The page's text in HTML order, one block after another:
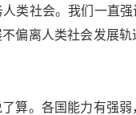
社会。我们一直强
偏离人类社会发展
。各国能力有强弱